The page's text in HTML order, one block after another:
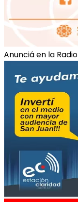
Anunciá en la Radio